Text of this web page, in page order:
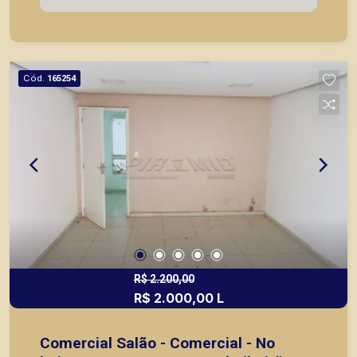
ou mesmo nos principais lançamentos da cidade
Cód. 165254
R$ 2.200,00
R$ 2.000,00 L
Comercial Salão - Comercial - No